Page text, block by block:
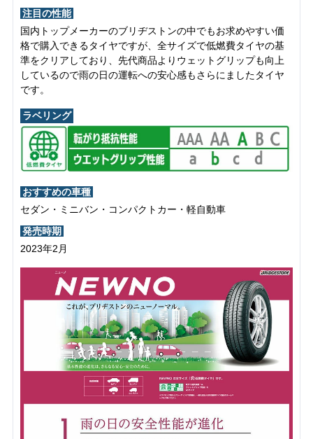
注目の性能
国内トップメーカーのブリヂストンの中でもお求めやすい価
格で購入できるタイヤですが、全サイズで低燃費タイヤの基
準をクリアしており、先代商品よりウェットグリップも向上
しているので雨の日の運転への安心感もさらにましたタイヤ
です。
ラベリング
おすすめの車種
セダン・ミニバン・コンパクトカー・軽自動車
発売時期
2023年2月